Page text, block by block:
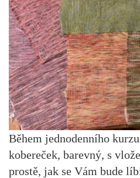
Během jednodenního
kobereček, barevný, s
prostě, jak se Vám bude